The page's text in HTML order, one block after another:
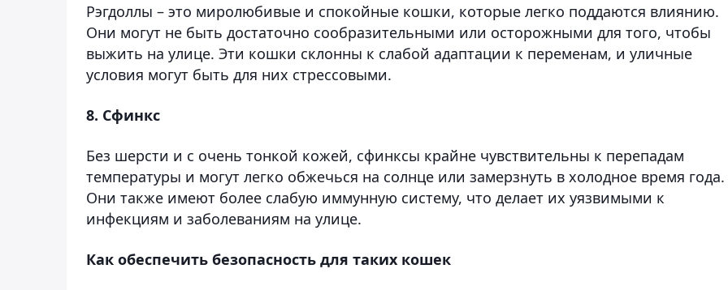
Рэгдоллы – это миролюбивые и спокойные кошки, которые легко поддаются влиянию.
Они могут не быть достаточно сообразительными или осторожными для того, чтобы
выжить на улице. Эти кошки склонны к слабой адаптации к переменам, и уличные
условия могут быть для них стрессовыми.
8. Сфинкс
Без шерсти и с очень тонкой кожей, сфинксы крайне чувствительны к перепадам
температуры и могут легко обжечься на солнце или замерзнуть в холодное время года.
Они также имеют более слабую иммунную систему, что делает их уязвимыми к
инфекциям и заболеваниям на улице.
Как обеспечить безопасность для таких кошек